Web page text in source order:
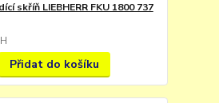
skříň LIEBHERR FKU 1800 737
Přidat do košíku